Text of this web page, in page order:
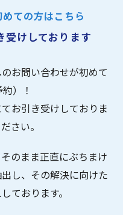
ての方はこちら
けしております
お問い合わせが初めて
）！
お引き受けしておりま
さい。
のまま正直にぶちまけ
し、その解決に向けた
ております。